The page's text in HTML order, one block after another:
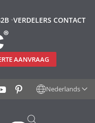
VERDELERS CONTACT
AANVRAAG
Nederlands